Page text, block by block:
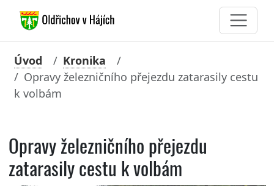
Úvod
Kronika
Opravy železničního přejezdu zatarasily cestu
k volbám
Opravy železničního přejezdu
zatarasily cestu k volbám